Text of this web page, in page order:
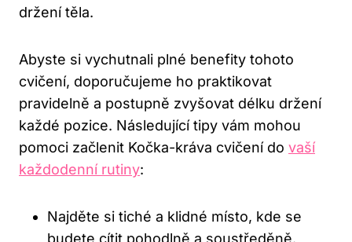
držení těla.
Abyste⁢ si vychutnali plné benefity tohoto
‍cvičení, doporučujeme ho​ praktikovat
pravidelně a postupně zvyšovat délku držení
každé pozice. Následující tipy⁣ vám ⁢mohou​
pomoci začlenit Kočka-kráva cvičení do vaší
každodenní rutiny:
Najděte si tiché‌ a klidné místo, kde se